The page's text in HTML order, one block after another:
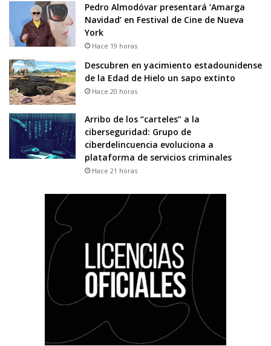
Pedro Almodóvar presentará ‘Amarga
Navidad’ en Festival de Cine de Nueva
York
Hace 19 horas
Descubren en yacimiento estadounidense
de la Edad de Hielo un sapo extinto
Hace 20 horas
Arribo de los “carteles” a la
ciberseguridad: Grupo de
ciberdelincuencia evoluciona a
plataforma de servicios criminales
Hace 21 horas